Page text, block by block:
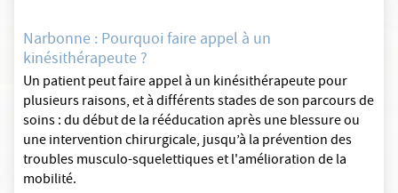
Narbonne : Pourquoi faire appel à un
kinésithérapeute ?
Un patient peut faire appel à un kinésithérapeute pour
plusieurs raisons, et à différents stades de son parcours de
soins : du début de la rééducation après une blessure ou
une intervention chirurgicale, jusqu’à la prévention des
troubles musculo-squelettiques et l'amélioration de la
mobilité.